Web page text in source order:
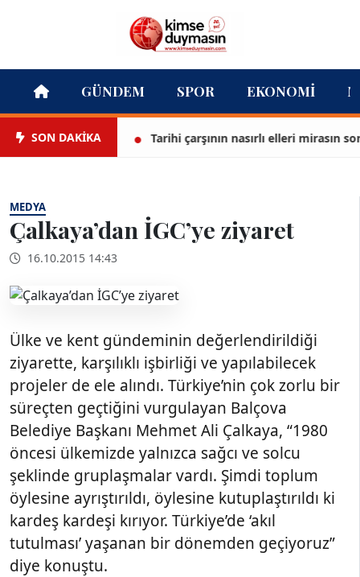
GÜNDEM SPOR EKONOMI
SON DAKİKA Tarihi çarşının nasırlı elleri mirasın son
MEDYA
Çalkaya’dan İGC’ye ziyaret
16.10.2015 14:43
Ülke ve kent gündeminin değerlendirildiği
ziyarette, karşılıklı işbirliği ve yapılabilecek
projeler de ele alındı. Türkiye’nin çok zorlu bir
süreçten geçtiğini vurgulayan Balçova
Belediye Başkanı Mehmet Ali Çalkaya, “1980
öncesi ülkemizde yalnızca sağcı ve solcu
şeklinde gruplaşmalar vardı. Şimdi toplum
öylesine ayrıştırıldı, öylesine kutuplaştırıldı ki
kardeş kardeşi kırıyor. Türkiye’de ‘akıl
tutulması’ yaşanan bir dönemden geçiyoruz”
diye konuştu.